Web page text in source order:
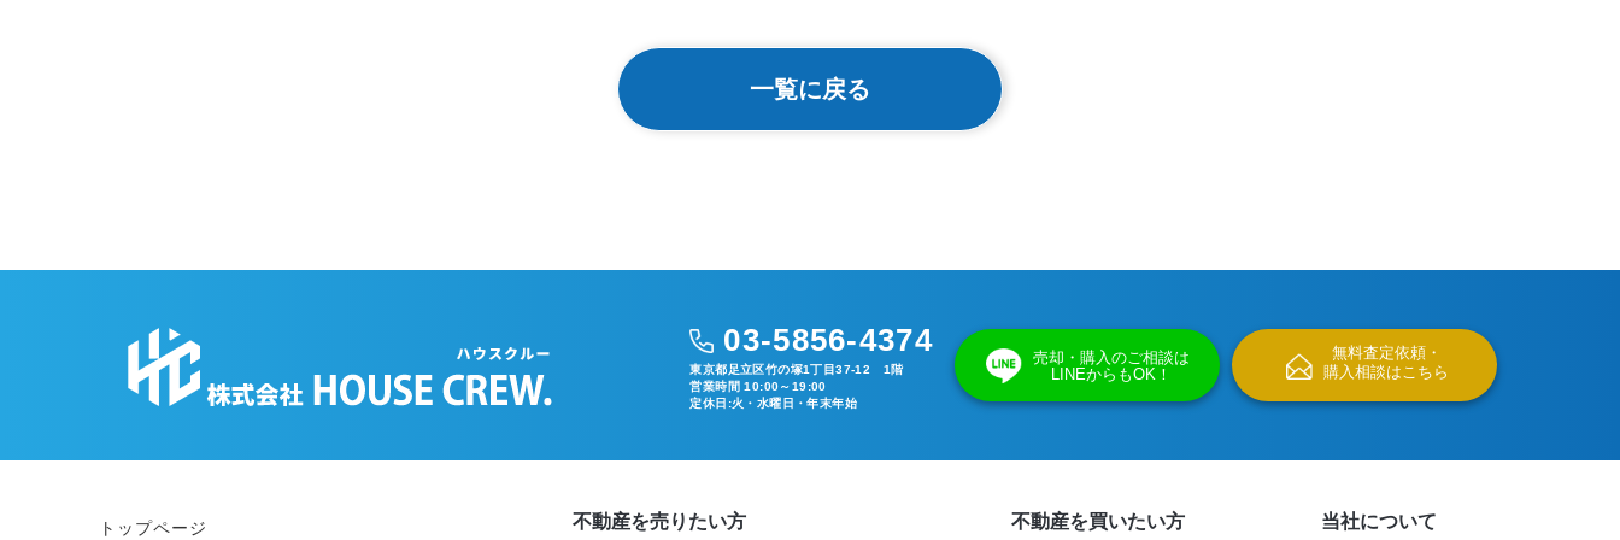
一覧に戻る
03-5856-4374
東京都足立区竹の塚1丁目37-12 1階
営業時間 10:00～19:00
定休日:火・水曜日・年末年始
売却・購入のご相談は
LINEからもOK！
無料査定依頼・
購入相談はこちら
トップページ 不動産を売りたい方 不動産を買いたい方 当社について